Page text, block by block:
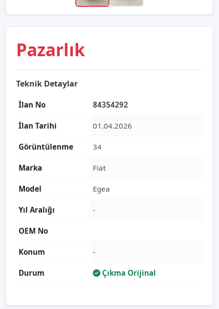
Pazarlık
Teknik Detaylar
İlan No 84354292
İlan Tarihi 01.04.2026
Görüntülenme 34
Marka Fiat
Model Egea
Yıl Aralığı -
OEM No
Konum -
Durum Çıkma Orijinal